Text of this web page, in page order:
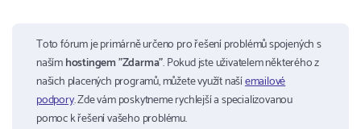
Toto fórum je primárně určeno pro řešení problémů spojených s
našímhostingem "Zdarma". Pokud jste uživatelem některého z
našich placených programů, můžete využít našíemailové
podpory. Zde vám poskytneme rychlejší a specializovanou
pomoc k řešení vašeho problému.